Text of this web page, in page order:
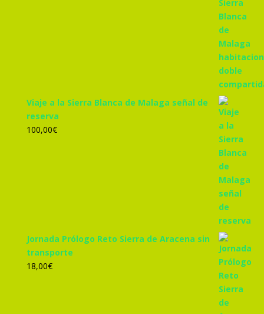
Viaje a la Sierra Blanca de Malaga señal de
reserva
100,00€
Jornada Prólogo Reto Sierra de Aracena sin
transporte
18,00€